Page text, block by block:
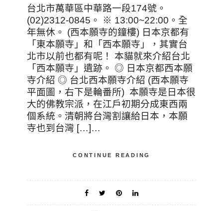
台北市萬華區中華路一段174號。
(02)2312-0845。 ※ 13:00~22:00。全
年無休。 (西本願寺的鐘樓) 日本京都有
「東本願寺」和「西本願寺」，其實台
北市以前也都有呢！ 本貓就來介紹台北
「西本願寺」遺跡。 ◎ 日本京都西本願
寺介紹 ◎ 台北西本願寺介紹 (西本願寺
平面圖，右下是輪番所) 本願寺是日本很
大的佛教宗派，在江戶初期分成東西兩
個系統。清朝將台灣割讓給日本，本願
寺也到台灣 […]…
CONTINUE READING